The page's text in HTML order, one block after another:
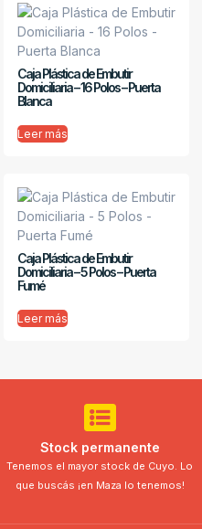
Caja Plástica de Embutir
Domiciliaria – 16 Polos – Puerta
Blanca
Leer más
Caja Plástica de Embutir
Domiciliaria – 5 Polos – Puerta
Fumé
Leer más
Stock permanente
Tenemos el mayor stock de Cuyo. Lo
que buscás ¡en Maza lo tenemos!